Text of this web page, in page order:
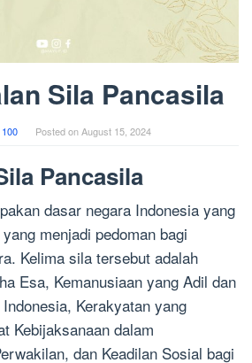
Sila Pancasila
Posted onAugust 15, 2024
Pancasila
dasar negara Indonesia yang
menjadi pedoman bagi
Kelima sila tersebut adalah
Esa, Kemanusiaan yang Adil dan
Kerakyatan yang
Kebijaksanaan dalam
dan Keadilan Sosial bagi